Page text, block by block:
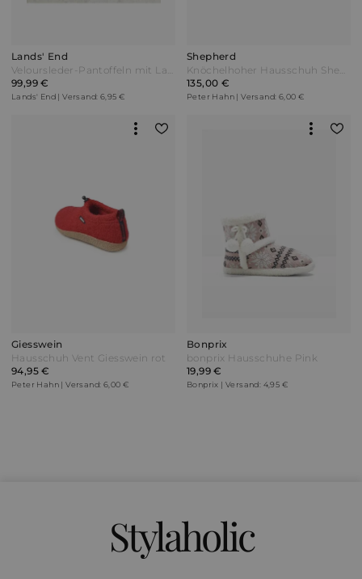
Lands' End
Veloursleder-Pantoffeln mit Lammfell-Futter Damen Braun by Lands' End
99,99 €
Lands' End | Versand: 6,95 €
Shepherd
Knöchelhoher Hausschuh Shepherd grau
135,00 €
Peter Hahn | Versand: 6,00 €
Giesswein
Hausschuh Vent Giesswein rot
94,95 €
Peter Hahn | Versand: 6,00 €
Bonprix
bonprix Hausschuhe Pink
19,99 €
Bonprix | Versand: 4,95 €
Stylaholic